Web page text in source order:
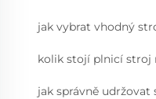
jak vybrat vhodný
kolik stojí plnicí stroj
jak správně